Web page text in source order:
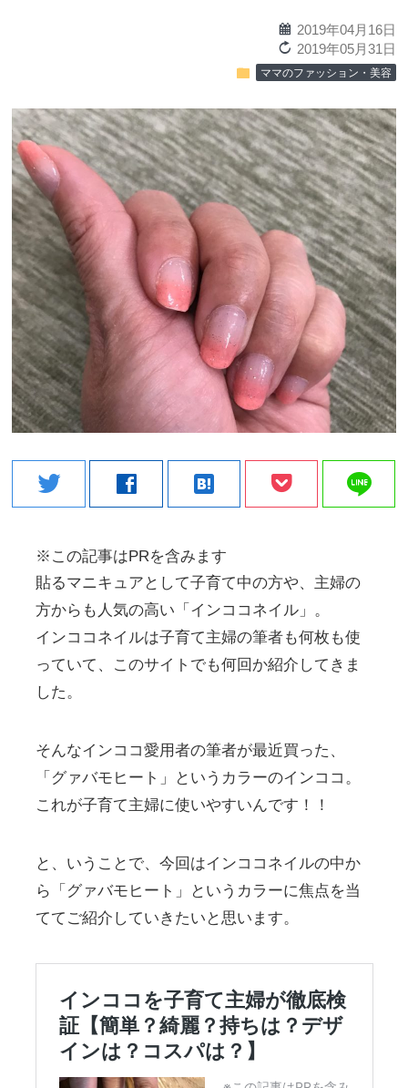
calendar 2019年04月16日
reload 2019年05月31日
folder ママのファッション・美容
twitter facebook hatenabookmark line
※この記事はPRを含みます
貼るマニキュアとして子育て中の方や、主婦の
方からも人気の高い「インココネイル」。
インココネイルは子育て主婦の筆者も何枚も使
っていて、このサイトでも何回か紹介してきま
した。
そんなインココ愛用者の筆者が最近買った、
「グァバモヒート」というカラーのインココ。
これが子育て主婦に使いやすいんです！！
と、いうことで、今回はインココネイルの中か
ら「グァバモヒート」というカラーに焦点を当
ててご紹介していきたいと思います。